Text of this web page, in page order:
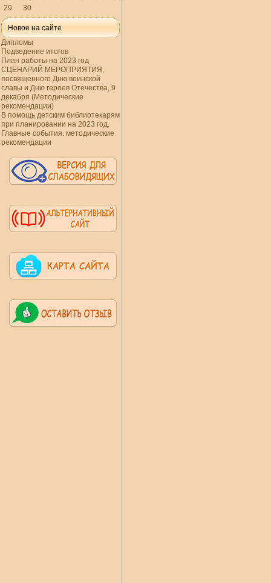
29
30
Новое на сайте
Дипломы
Подведение итогов
План работы на 2023 год
СЦЕНАРИЙ МЕРОПРИЯТИЯ,
посвященного Дню воинской
славы и Дню героев Отечества, 9
декабря (Методические
рекомендации)
В помощь детским библиотекарям
при планировании на 2023 год.
Главные события. методические
рекомендации